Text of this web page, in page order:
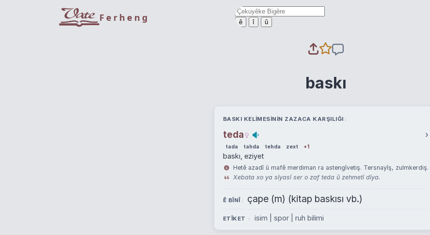
Ferheng ê î û
baskı
BASKI KELIMESININ ZAZACA KARŞILIĞI
teda ›
tada tahda tehda zext +1
baskı, eziyet
Hetê azadî û mafê merdiman ra astengîvetiş. Tersnayîş, zulmkerdiş.
Xebata xo ya sîyasî ser o zaf teda û zehmetî dîya.
Ê BÎNÎ çape (m) (kitap baskısı vb.)
ETÎKET isim | spor | ruh bilimi